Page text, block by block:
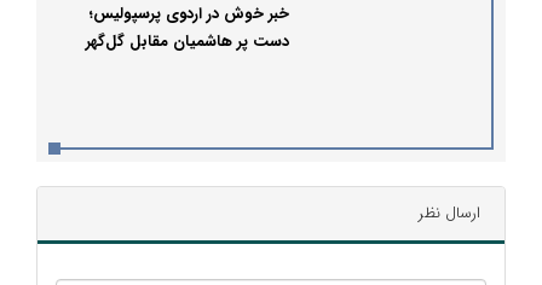
خبر خوش در اردوی پرسپولیس؛
دست پر هاشمیان مقابل گل‌گهر
ارسال نظر